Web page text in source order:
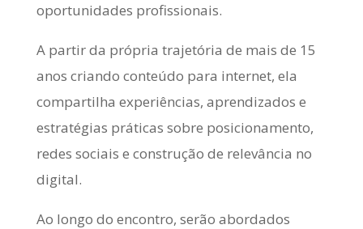
oportunidades profissionais.
A partir da própria trajetória de mais de 15
anos criando conteúdo para internet, ela
compartilha experiências, aprendizados e
estratégias práticas sobre posicionamento,
redes sociais e construção de relevância no
digital.
Ao longo do encontro, serão abordados